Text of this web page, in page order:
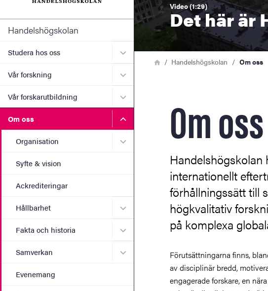
Handelshögskolan
Studera hos oss Undermeny för Studera hos oss
Vår forskning Undermeny för Vår forskning
Vår forskarutbildning Undermeny för Vår forskarutbildning
Om oss Undermeny för Om oss
Organisation Undermeny för Organisation
Syfte & vision
Ackrediteringar
Hållbarhet Undermeny för Hållbarhet
Fakta och historia Undermeny för Fakta och historia
Samverkan Undermeny för Samverkan
Evenemang
Video (1:29)
Det här är
LänkstigHemHandelshögskolan Om oss
Om oss
Handelshögskolan
internationellt
förhållningssätt till
högkvalitativ
på komplexa
Förutsättningarna finns,
av disciplinär bredd,
engagerade forskare, en
sedan snart 100 år. Vi
kvalitetsutveckling och är
EQUIS, AACSB och AMBA,